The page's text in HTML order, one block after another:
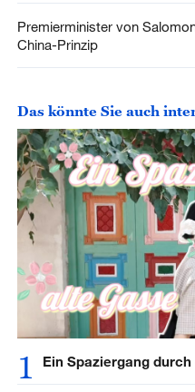
Premierminister von
China-Prinzip
Das könnte Sie auch
1 Ein Spaziergang